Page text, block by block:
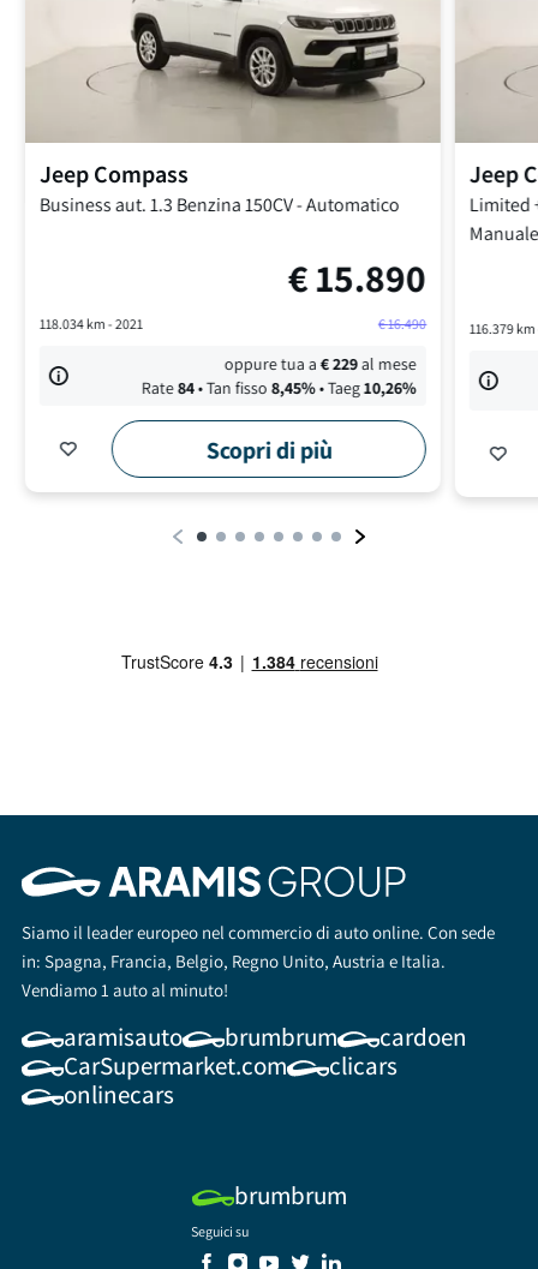
JeepCompass
Business aut.1.3 Benzina 150CV-Automatico
€15.890
118.034km - 2021 €16.490
oppure tua a€229al mese
Rate84• Tan fisso 8,45%• Taeg10,26%
Scopri di più
Jeep
Limited
116.379
Siamo il leader europeo nel commercio di auto online. Con sede
in: Spagna, Francia, Belgio, Regno Unito, Austria e Italia.
Vendiamo 1 auto al minuto!
aramisauto brumbrum
cardoen
CarSupermarket.com
clicars
onlinecars
brumbrum
Seguici su